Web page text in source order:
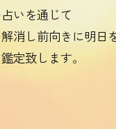
いを通じて
消し前向きに明日
定致します。